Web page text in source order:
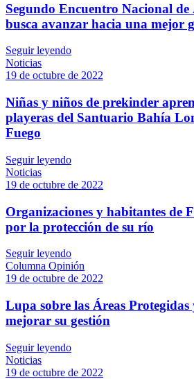
Segundo Encuentro Nacional de
busca avanzar hacia una mejor
Seguir leyendo
Noticias
19 de octubre de 2022
Niñas y niños de prekinder
playeras del Santuario Bahía
Fuego
Seguir leyendo
Noticias
19 de octubre de 2022
Organizaciones y habitantes de
por la protección de su río
Seguir leyendo
Columna Opinión
19 de octubre de 2022
Lupa sobre las Áreas Protegidas
mejorar su gestión
Seguir leyendo
Noticias
19 de octubre de 2022